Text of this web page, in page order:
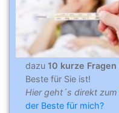
dazu 10 kurze Fragen
Beste für Sie ist!
Hier geht´s direkt zum
der Beste für mich?